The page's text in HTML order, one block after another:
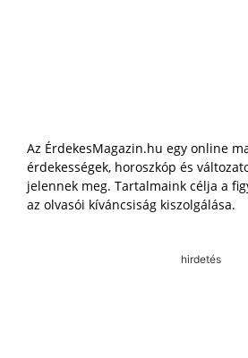
Az ÉrdekesMagazin.hu egy online
érdekességek, horoszkóp és
jelennek meg. Tartalmaink célja a
az olvasói kíváncsiság kiszolgálása.
hirdetés